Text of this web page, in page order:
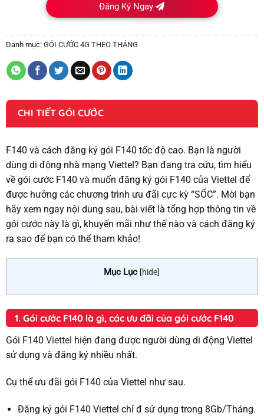
Đăng Ký Ngay
Danh mục: GÓI CƯỚC 4G THEO THÁNG
CHI TIẾT GÓI CƯỚC
F140 và cách đăng ký gói F140 tốc độ cao. Bạn là người
dùng di động nhà mạng Viettel? Bạn đang tra cứu, tìm hiểu
về gói cước F140 và muốn đăng ký gói F140 của Viettel để
được hưởng các chương trình ưu đãi cực kỳ “SỐC”. Mời bạn
hãy xem ngay nội dung sau, bài viết là tổng hợp thông tin về
gói cước này là gì, khuyến mãi như thế nào và cách đăng ký
ra sao để bạn có thể tham khảo!
Mục Lục [hide]
1. Gói cước F140 là gì, các ưu đãi của gói cước F140
Gói F140 Viettel hiện đang được người dùng di động Viettel
sử dụng và đăng ký nhiều nhất.
Cụ thể ưu đãi gói F140 của Viettel như sau.
Đăng ký gói F140 Viettel chỉ đ sử dụng trong 8Gb/Tháng.